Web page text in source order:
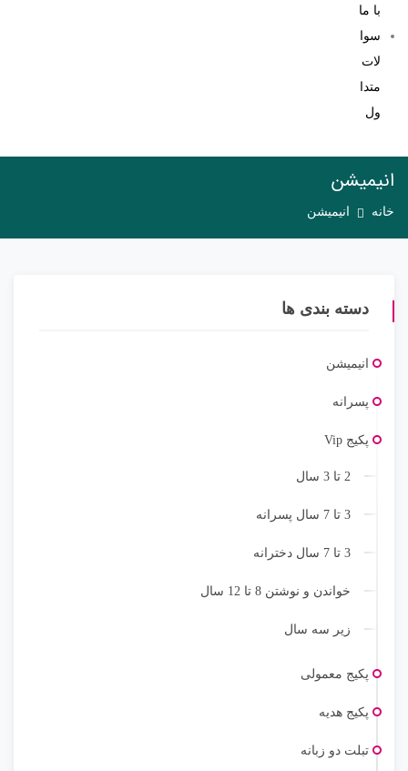
با ما
سوا
لات
متدا
ول
انیمیشن
خانه انیمیشن
دسته بندی ها
انیمیشن
پسرانه
پکیج Vip
2 تا 3 سال
3 تا 7 سال پسرانه
3 تا 7 سال دخترانه
خواندن و نوشتن 8 تا 12 سال
زیر سه سال
پکیج معمولی
پکیج هدیه
تبلت دو زبانه